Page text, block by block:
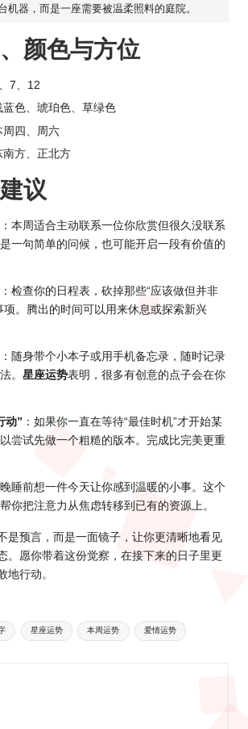
机器，而是一座需要被温柔照料的庭院。
颜色与方位
7、12
蓝色、琥珀色、草绿色
周四、周六
南方、正北方
议
：本周适合主动联系一位你欣赏但很久没联系
一句简单的问候，也可能开启一段有价值的
：检查你的日程表，砍掉那些“应该做但并非
项。腾出的时间可以用来休息或探索新兴
：随身带个小本子或用手机备忘录，随时记录
。 星座运势表明，很多有创意的点子会在你
动” ：如果你一直在等待“最佳时机”才开始某
尝试先做一个粗糙的版本。完成比完美更重
晚睡前想一件今天让你感到温暖的小事。这个
你把注意力从焦虑转移到已有的资源上。
是预言，而是一面镜子，让你更清晰地看见
。愿你带着这份觉察，在接下来的日子里更
地行动。
星座运势 本周运势 爱情运势